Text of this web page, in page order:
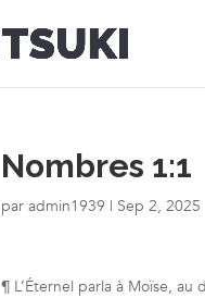
Nombres 1:1
paradmin1939 | Sep 2, 2025
¶ L’Éternel parla à Moïse,